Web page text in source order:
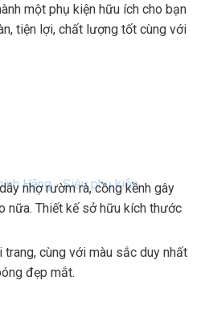
một phụ kiện hữu ích cho bạn
tiện lợi, chất lượng tốt cùng với
nhợ rườm rà, cồng kềnh gây
nữa. Thiết kế sở hữu kích thước
cùng với màu sắc duy nhất
đẹp mắt.